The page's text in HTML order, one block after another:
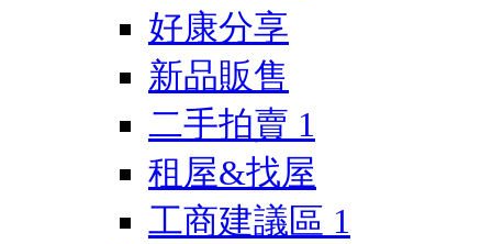
好康分享
新品販售
二手拍賣 1
租屋&找屋
工商建議區 1